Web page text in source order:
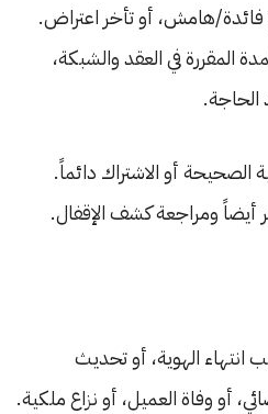
هامش، أو تأخر اعتراض.
المقررة في العقد والشبكة،
الحاجة.
الصحيحة أو الاشتراك دائماً.
أيضاً ومراجعة كشف الإقفال.
الهوية، أو تحديث
أو وفاة العميل، أو نزاع ملكية.